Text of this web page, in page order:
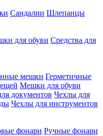
Сандалии Шлепанцы
для обуви Средства для
мешки Герметичные
Мешки для обуви
документов Чехлы для
Чехлы для инструментов
фонари Ручные фонари